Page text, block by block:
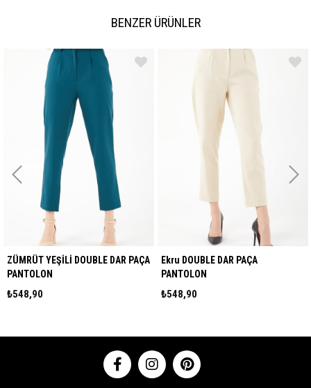
BENZER ÜRÜNLER
DOUBLE DAR PAÇA
Ekru DOUBLE DAR PAÇA
PANTOLON
₺548,90